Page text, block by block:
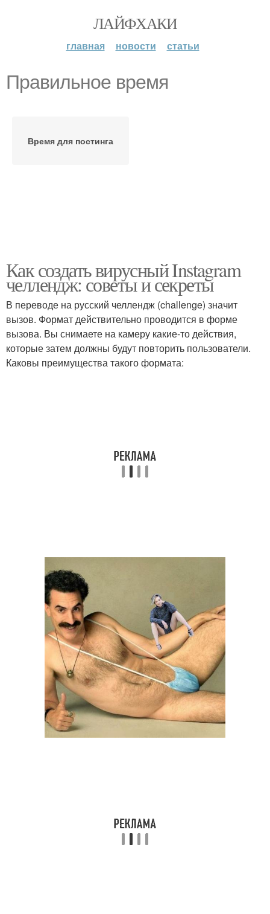
ЛАЙФХАКИ
главная новости статьи
Правильное время
Время для постинга
Как создать вирусный Instagram
челлендж: советы и секреты
В переводе на русский челлендж (challenge) значит
вызов. Формат действительно проводится в форме
вызова. Вы снимаете на камеру какие-то действия,
которые затем должны будут повторить пользователи.
Каковы преимущества такого формата: